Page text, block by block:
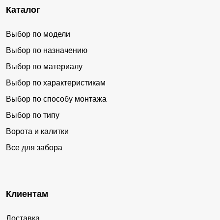
Каталог
Выбор по модели
Выбор по назначению
Выбор по материалу
Выбор по характеристикам
Выбор по способу монтажа
Выбор по типу
Ворота и калитки
Все для забора
Клиентам